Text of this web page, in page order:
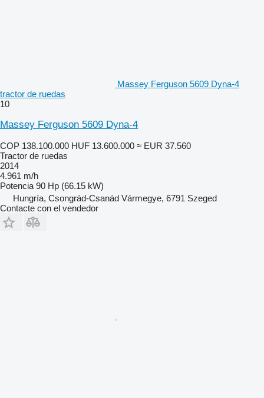
Massey Ferguson 5609 Dyna-4
tractor de ruedas
10
Massey Ferguson 5609 Dyna-4
COP 138.100.000 HUF 13.600.000 ≈ EUR 37.560
Tractor de ruedas
2014
4.961 m/h
Potencia 90 Hp (66.15 kW)
Hungría, Csongrád-Csanád Vármegye, 6791 Szeged
Contacte con el vendedor